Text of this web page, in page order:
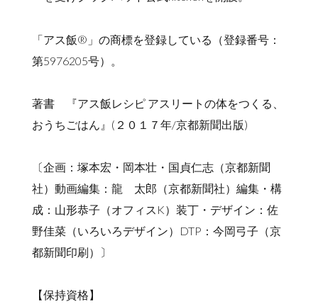
「アス飯®」の商標を登録している（登録番号：
第5976205号）。
著書 『アス飯レシピ アスリートの体をつくる、
おうちごはん』(２０１７年/京都新聞出版)
〔企画：塚本宏・岡本壮・国貞仁志（京都新聞
社）動画編集：龍 太郎（京都新聞社）編集・構
成：山形恭子（オフィスK）装丁・デザイン：佐
野佳菜（いろいろデザイン）DTP：今岡弓子（京
都新聞印刷）〕
【保持資格】